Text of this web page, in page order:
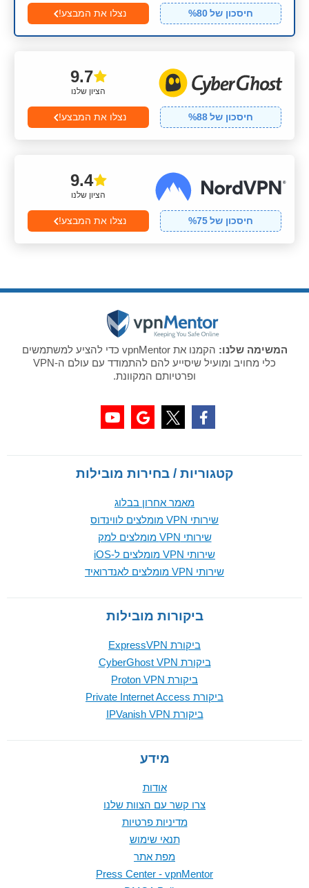
חיסכון של80
% נצלו את המבצע!
הציון שלנו
9.7
חיסכון של88
% נצלו את המבצע!
הציון שלנו
9.4
חיסכון של75
% נצלו את המבצע!
המשימה שלנו:
הקמנו את vpnMentor כדי להציע למשתמשים
כלי מחויב ומועיל שיסייע להם להתמודד עם עולם ה-VPN
ופרטיותם המקוונת.
קטגוריות / בחירות מובילות
מאמר אחרון בבלוג
שירותי VPN מומלצים לווינדוס
שירותי VPN מומלצים למק
שירותי VPN מומלצים ל-iOS
שירותי VPN מומלצים לאנדרואיד
ביקורות מובילות
ביקורת ExpressVPN
ביקורת CyberGhost VPN
ביקורת Proton VPN
ביקורת Private Internet Access
ביקורת IPVanish VPN
מידע
אודות
צרו קשר עם הצוות שלנו
מדיניות פרטיות
תנאי שימוש
מפת אתר
Press Center - vpnMentor